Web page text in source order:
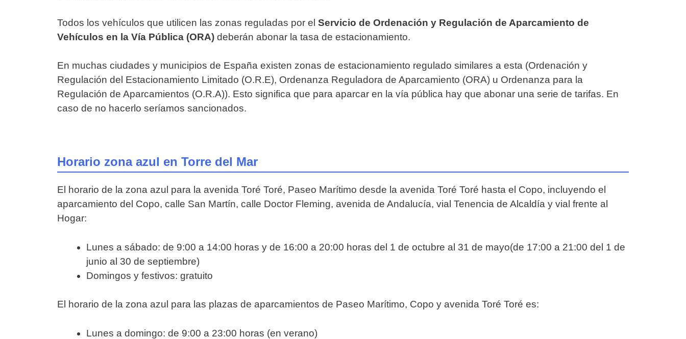
Todos los vehículos que utilicen las zonas reguladas por el Servicio de Ordenación y Regulación de Aparcamiento de
Vehículos en la Vía Pública (ORA) deberán abonar la tasa de estacionamiento.
En muchas ciudades y municipios de España existen zonas de estacionamiento regulado similares a esta (Ordenación y
Regulación del Estacionamiento Limitado (O.R.E), Ordenanza Reguladora de Aparcamiento (ORA) u Ordenanza para la
Regulación de Aparcamientos (O.R.A)). Esto significa que para aparcar en la vía pública hay que abonar una serie de tarifas. En
caso de no hacerlo seríamos sancionados.
Horario zona azul en Torre del Mar
El horario de la zona azul para la avenida Toré Toré, Paseo Marítimo desde la avenida Toré Toré hasta el Copo, incluyendo el
aparcamiento del Copo, calle San Martín, calle Doctor Fleming, avenida de Andalucía, vial Tenencia de Alcaldía y vial frente al
Hogar:
Lunes a sábado: de 9:00 a 14:00 horas y de 16:00 a 20:00 horas del 1 de octubre al 31 de mayo(de 17:00 a 21:00 del 1 de
junio al 30 de septiembre)
Domingos y festivos: gratuito
El horario de la zona azul para las plazas de aparcamientos de Paseo Marítimo, Copo y avenida Toré Toré es:
Lunes a domingo: de 9:00 a 23:00 horas (en verano)